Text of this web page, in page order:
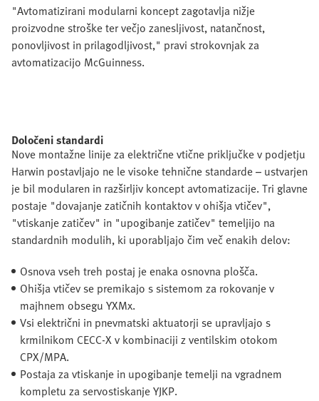
"Avtomatizirani modularni koncept zagotavlja nižje
proizvodne stroške ter večjo zanesljivost, natančnost,
ponovljivost in prilagodljivost," pravi strokovnjak za
avtomatizacijo McGuinness.
Določeni standardi
Nove montažne linije za električne vtične priključke v podjetju
Harwin postavljajo ne le visoke tehnične standarde – ustvarjen
je bil modularen in razširljiv koncept avtomatizacije. Tri glavne
postaje "dovajanje zatičnih kontaktov v ohišja vtičev",
"vtiskanje zatičev" in "upogibanje zatičev" temeljijo na
standardnih modulih, ki uporabljajo čim več enakih delov:
Osnova vseh treh postaj je enaka osnovna plošča.
Ohišja vtičev se premikajo s sistemom za rokovanje v
majhnem obsegu YXMx.
Vsi električni in pnevmatski aktuatorji se upravljajo s
krmilnikom CECC-X v kombinaciji z ventilskim otokom
CPX/MPA.
Postaja za vtiskanje in upogibanje temelji na vgradnem
kompletu za servostiskanje YJKP.